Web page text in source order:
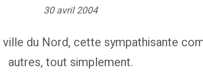
30 avril 2004
du Nord, cette sympathisante
autres, tout simplement.